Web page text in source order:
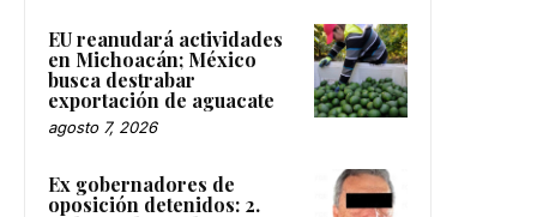
EU reanudará actividades
en Michoacán; México
busca destrabar
exportación de aguacate
agosto 7, 2026
Ex gobernadores de
oposición detenidos: 2.